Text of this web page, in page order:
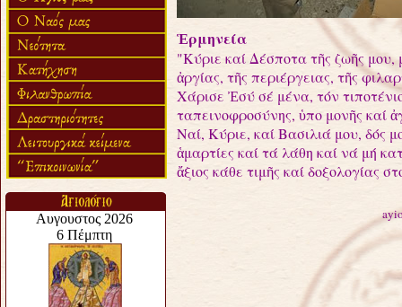
Ἑρμηνεία
"Κύριε καί Δέσποτα τῆς ζωῆς μου,
ἀργίας, τῆς περιέργειας, τῆς
Χάρισε Ἐσύ σέ μένα, τόν
ταπεινοφροσύνης, ὑπο μονῆς καί
Ναί, Κύριε, καί Βασιλιά μου, δός
ἁμαρτίες καί τά λάθη καί νά μή
ἄξιος κάθε τιμῆς καί δοξολογίας